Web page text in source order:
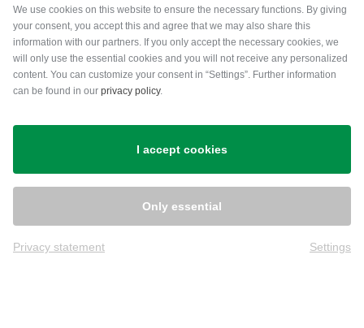
Versand
We use cookies on this website to ensure the necessary functions. By giving
your consent, you accept this and agree that we may also share this
information with our partners. If you only accept the necessary cookies, we
will only use the essential cookies and you will not receive any personalized
content. You can customize your consent in “Settings”. Further information
can be found in our privacy policy.
I accept cookies
Only essential
Privacy statement Settings